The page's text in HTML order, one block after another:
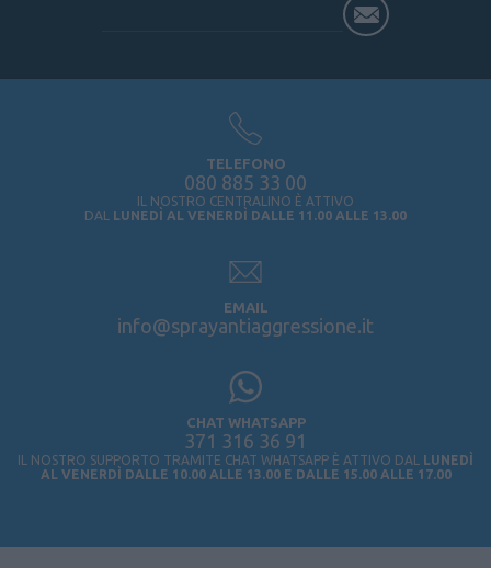
TELEFONO
080 885 33 00
IL NOSTRO CENTRALINO È ATTIVO
DAL
LUNEDÌ AL VENERDÌ DALLE 11.00 ALLE 13.00
EMAIL
info@sprayantiaggressione.it
CHAT WHATSAPP
371 316 36 91
IL NOSTRO SUPPORTO TRAMITE CHAT WHATSAPP È ATTIVO DAL
LUNEDÌ
AL VENERDÌ DALLE 10.00 ALLE 13.00 E DALLE 15.00 ALLE 17.00